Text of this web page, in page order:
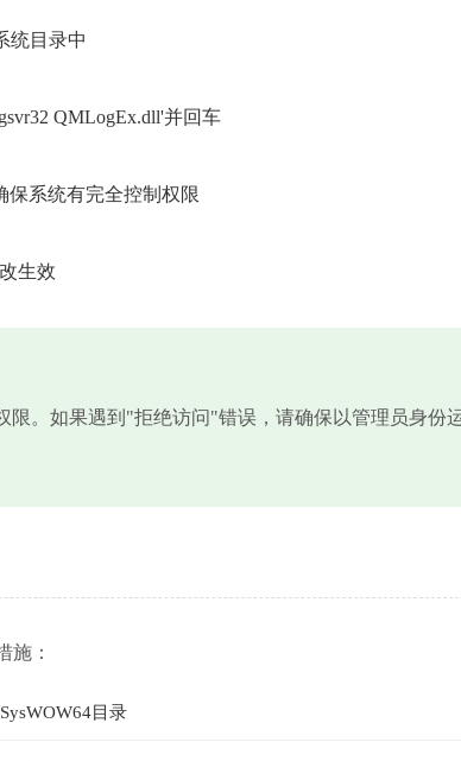
统目录中
QMLogEx.dll'并回车
保系统有完全控制权限
生效
限。如果遇到"拒绝访问"错误，请确保以管理员身份
施：
目录